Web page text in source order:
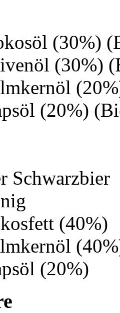
(30%)
(30%)
(20%)
Schwarzbier
(40%)
(20%)